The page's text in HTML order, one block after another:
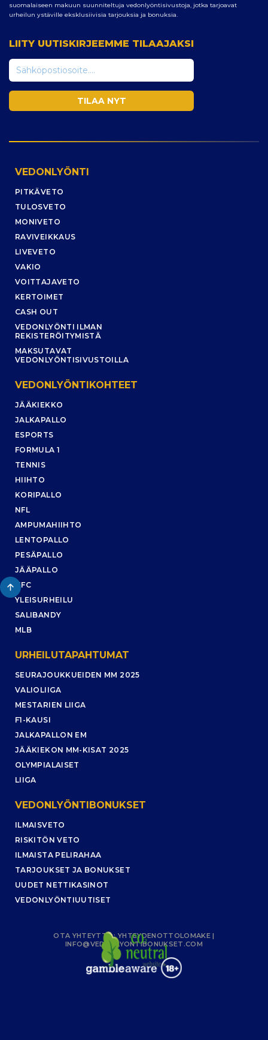
suomalaiseen makuun suunniteltuja vedonlyöntisivustoja, jotka tarjoavat
urheilun ystäville eksklusiivisia tarjouksia ja bonuksia.
LIITY UUTISKIRJEEMME TILAAJAKSI
VEDONLYÖNTI
PITKÄVETO
TULOSVETO
MONIVETO
RAVIVEIKKAUS
LIVEVETO
VAKIO
VOITTAJAVETO
KERTOIMET
CASH OUT
VEDONLYÖNTI ILMAN
REKISTERÖITYMISTÄ
MAKSUTAVAT
VEDONLYÖNTISIVUSTOILLA
VEDONLYÖNTIKOHTEET
JÄÄKIEKKO
JALKAPALLO
ESPORTS
FORMULA 1
TENNIS
HIIHTO
KORIPALLO
NFL
AMPUMAHIIHTO
LENTOPALLO
PESÄPALLO
JÄÄPALLO
UFC
YLEISURHEILU
SALIBANDY
MLB
URHEILUTAPAHTUMAT
SEURAJOUKKUEIDEN MM 2025
VALIOLIIGA
MESTARIEN LIIGA
F1-KAUSI
JALKAPALLON EM
JÄÄKIEKON MM-KISAT 2025
OLYMPIALAISET
LIIGA
VEDONLYÖNTIBONUKSET
ILMAISVETO
RISKITÖN VETO
ILMAISTA PELIRAHAA
TARJOUKSET JA BONUKSET
UUDET NETTIKASINOT
VEDONLYÖNTIUUTISET
OTA YHTEYTTÄ :YHTEYDENOTTOLOMAKE |
INFO@VEDONLYONTIBONUKSET.COM